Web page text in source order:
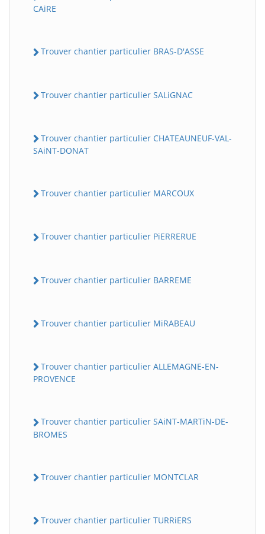
CAiRE
Trouver chantier particulier BRAS-D'ASSE
Trouver chantier particulier SALiGNAC
Trouver chantier particulier CHATEAUNEUF-VAL-
SAiNT-DONAT
Trouver chantier particulier MARCOUX
Trouver chantier particulier PiERRERUE
Trouver chantier particulier BARREME
Trouver chantier particulier MiRABEAU
Trouver chantier particulier ALLEMAGNE-EN-
PROVENCE
Trouver chantier particulier SAiNT-MARTiN-DE-
BROMES
Trouver chantier particulier MONTCLAR
Trouver chantier particulier TURRiERS